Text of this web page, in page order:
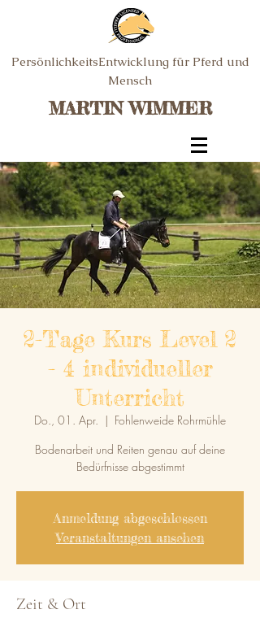
PersönlichkeitsEntwicklung für Pferd und
Mensch
MARTIN WIMMER
2-Tage Kurs Level 2
- 4 individueller
Unterricht
Do., 01. Apr.
  |
Fohlenweide Rohrmühle
Bodenarbeit und Reiten genau auf deine
Bedürfnisse abgestimmt
Anmeldung abgeschlossen
Veranstaltungen ansehen
Zeit & Ort